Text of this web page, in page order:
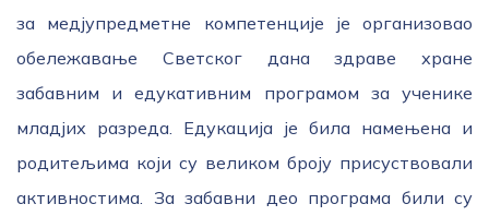
за медјупредметне компетенције је организовао
обележавање Светског дана здраве хране
забавним и едукативним програмом за ученике
младјих разреда. Едукација је била намењена и
родитељима који су великом броју присуствовали
активностима. За забавни део програма били су